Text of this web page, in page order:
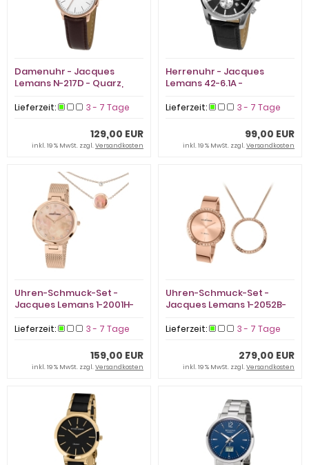
Damenuhr - Jacques
Lemans N-217D - Quarz,
Lieferzeit: 3 - 7 Tage
129,00 EUR
inkl. 19 % MwSt. zzgl.Versandkosten
Herrenuhr - Jacques
Lemans 42-6.1A -
Lieferzeit: 3 - 7 Tage
99,00 EUR
inkl. 19 % MwSt. zzgl.Versandkosten
Uhren-Schmuck-Set -
Jacques Lemans 1-2001H-
Lieferzeit: 3 - 7 Tage
159,00 EUR
inkl. 19 % MwSt. zzgl.Versandkosten
Uhren-Schmuck-Set -
Jacques Lemans 1-2052B-
Lieferzeit: 3 - 7 Tage
279,00 EUR
inkl. 19 % MwSt. zzgl.Versandkosten